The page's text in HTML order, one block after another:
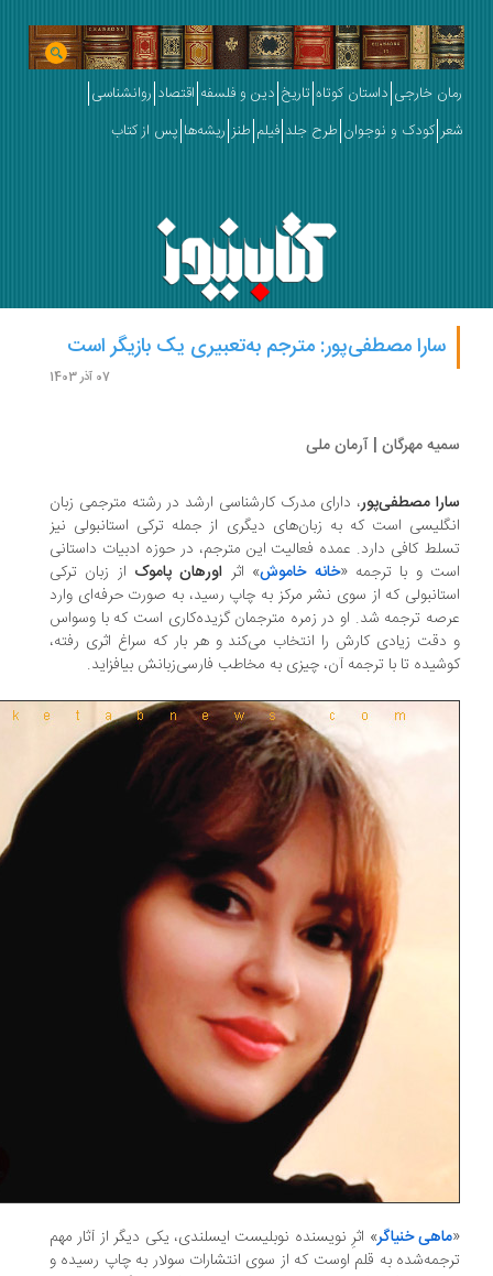
خارجی داستان کوتاه تاریخ دین و فلسفه اقتصاد روانشناسی
کودک و نوجوان طرح جلد فیلم طنز ریشه‌ها پس از کتاب
سارا مصطفی‌پور: مترجم به‌تعبیری یک بازیگر است
مهرگان | آرمان ملی
مصطفی‌پور، دارای مدرک کارشناسی ارشد در رشته‌ مترجمی زبان
است که به زبان‌های دیگری از جمله ترکی استانبولی نیز
کافی دارد. عمده فعالیت این مترجم، در حوزه‌ ادبیات داستانی
و با ترجمه‌ «خانه خاموش» اثراورهان پاموک از زبان ترکی
که از سوی نشر مرکز به چاپ رسید، به صورت حرفه‌ای وارد
ترجمه شد. او در زمره‌ مترجمان گزیده‌کاری است که با وسواس
زیادی کارش را انتخاب می‌کند و هر بار که سراغ اثری رفته،
تا با ترجمه‌ آن، چیزی به مخاطب فارسی‌زبانش بیافزاید.
خنیاگر» اثرِ نویسنده‌ نوبلیست ایسلندی، یکی دیگر از آثار مهم
به قلم اوست که از سوی انتشارات سولار به چاپ رسیده و